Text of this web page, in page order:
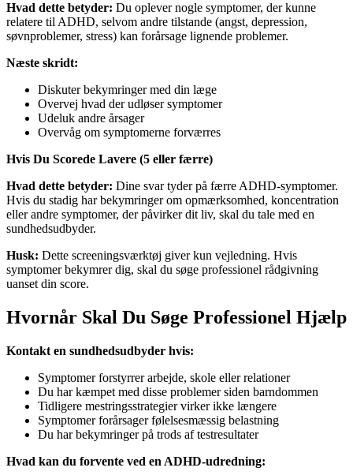
Hvad dette betyder: Du oplever nogle symptomer, der kunne
relatere til ADHD, selvom andre tilstande (angst, depression,
søvnproblemer, stress) kan forårsage lignende problemer.
Næste skridt:
Diskuter bekymringer med din læge
Overvej hvad der udløser symptomer
Udeluk andre årsager
Overvåg om symptomerne forværres
Hvis Du Scorede Lavere (5 eller færre)
Hvad dette betyder: Dine svar tyder på færre ADHD-symptomer.
Hvis du stadig har bekymringer om opmærksomhed, koncentration
eller andre symptomer, der påvirker dit liv, skal du tale med en
sundhedsudbyder.
Husk: Dette screeningsværktøj giver kun vejledning. Hvis
symptomer bekymrer dig, skal du søge professionel rådgivning
uanset din score.
Hvornår Skal Du Søge Professionel Hjælp
Kontakt en sundhedsudbyder hvis:
Symptomer forstyrrer arbejde, skole eller relationer
Du har kæmpet med disse problemer siden barndommen
Tidligere mestringsstrategier virker ikke længere
Symptomer forårsager følelsesmæssig belastning
Du har bekymringer på trods af testresultater
Hvad kan du forvente ved en ADHD-udredning: